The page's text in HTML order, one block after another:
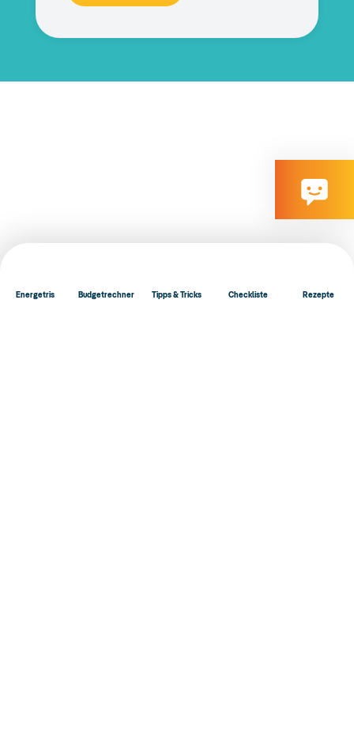
Energetris Budgetrechner Tipps & Tricks Checkliste Rezepte